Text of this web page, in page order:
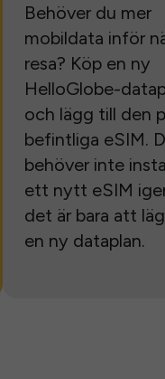
Behöver du mer
mobildata inför
resa? Köp en ny
HelloGlobe-
och lägg till den
befintliga eSIM.
behöver inte
ett nytt eSIM
det är bara att
en ny dataplan.